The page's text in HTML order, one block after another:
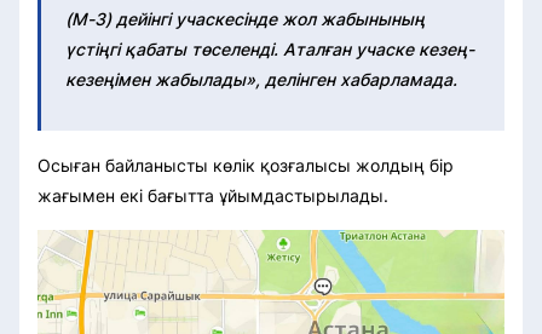
(М-3) дейінгі учаскесінде жол жабынының
үстіңгі қабаты төселенді. Аталған учаске кезең-
кезеңімен жабылады», делінген хабарламада.
Осыған байланысты көлік қозғалысы жолдың бір
жағымен екі бағытта ұйымдастырылады.